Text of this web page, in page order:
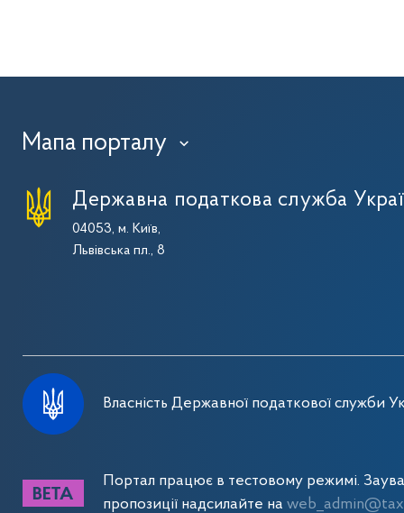
Мапа порталу ›
Державна податкова служба
04053, м. Київ,
Львівська пл., 8
Власність Державної податкової служби
Портал працює в тестовому режимі.
пропозиції надсилайте на